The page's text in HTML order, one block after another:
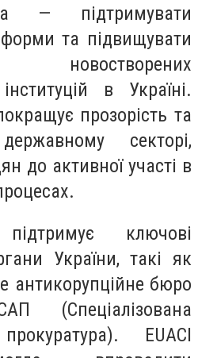
— підтримувати
та підвищувати
новостворених
в Україні.
прозорість та
секторі,
до активної участі в
ключові
України, такі як
антикорупційне бюро
(Спеціалізована
EUACI